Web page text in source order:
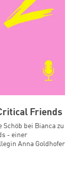
Friends
Schöb bei Bianca zu
- einer
Anna Goldhofer